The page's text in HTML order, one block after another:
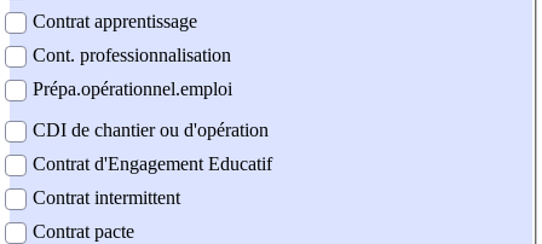
Contrat apprentissage
Cont. professionnalisation
Prépa.opérationnel.emploi
CDI de chantier ou d'opération
Contrat d'Engagement Educatif
Contrat intermittent
Contrat pacte